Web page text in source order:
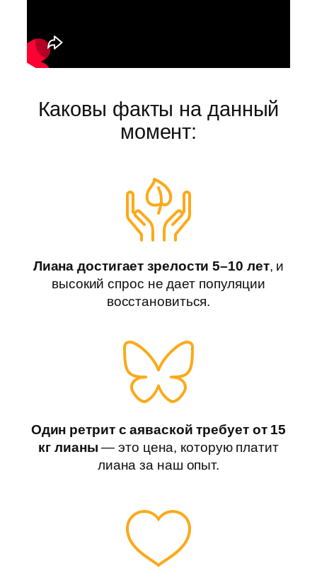
Каковы факты на данный
момент:
Лиана достигает зрелости 5–10 лет, и
высокий спрос не дает популяции
восстановиться.
Один ретрит с аяваской требует от 15
кг лианы — это цена, которую платит
лиана за наш опыт.